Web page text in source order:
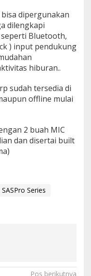
dipergunakan
dilengkapi
Bluetooth,
) input pendukung
hiburan..
sudah tersedia di
offline mulai
2 buah MIC
dan disertai built
SASPro Series
Pos berikutnya